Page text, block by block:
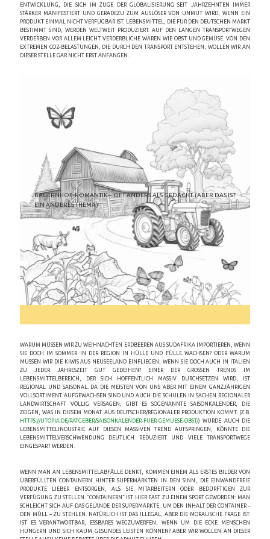
ENTWICKLUNG, DIE SICH IM ZUGE DER GLOBALISIERUNG SEIT JAHRZEHNTEN IMMER
STÄRKER MANIFESTIERT UND GERADEZU ZUM AUSLÖSER VON UNMUT WIRD, WENN EIN
PRODUKT EINMAL NICHT VERFÜGBAR IST. LEBENSMITTEL, DIE FÜR DEN DEUTSCHEN MARKT
BESTIMMT SIND, WERDEN WELTWEIT PRODUZIERT. AUF DEN LANGEN TRANSPORTWEGEN
VERDERBEN VOR ALLEM LEICHT VERDERBLICHE WAREN WIE OBST UND GEMÜSE. VON DEN
EXTREMEN CO2-BELASTUNGEN, DIE DURCH DEN TRANSPORT ENTSTEHEN, WOLLEN WIR AN
DIESER STELLE GAR NICHT ERST ANFANGEN.
BAUERNHOF-ROMANTIK – OFT ANDERS ALS GEDACHT (ABER DAS IST
EIN ANDERES THEMA)
WARUM MÜSSEN WIR ZU WEIHNACHTEN ERDBEEREN AUS SÜDAFRIKA IMPORTIEREN, WENN
SIE DOCH IM SOMMER IN DER REGION IN HÜLLE UND FÜLLE WACHSEN? ODER WARUM
MÜSSEN WIR DIE KIWIS AUS NEUSEELAND EINFLIEGEN, WENN SIE DOCH AUCH IN ITALIEN
ZU JEDER JAHRESZEIT GUT GEDEIHEN? EINER DER GROSSEN TRENDS IM L
EBENSMITTELBEREICH, DER SICH HOFFENTLICH MASSIV DURCHSETZEN WIRD, IST R
EGIONAL UND SAISONAL. DA DIE MEISTEN VON UNS ABER MIT EINEM GANZJÄHRIGEN V
OLLSORTIMENT AUFGEWACHSEN SIND UND AUCH DIE SCHULEN IN SACHEN REGIONALER L
ANDWIRTSCHAFT VÖLLIG VERSAGEN, GIBT ES SOGENANNTE SAISONKALENDER, DIE Z
EIGEN, WAS IN DIESEM MONAT AUS DEUTSCHER/REGIONALER PRODUKTION KOMMT. (Z.B.
HTTPS://UTOPIA.DE/RATGEBER/SAISONKALENDER-FUER-GEMUESE-OBST/) WÜRDE AUCH DIE
LEBENSMITTELINDUSTRIE AUF DIESEN MASSIVEN TREND AUFSPRINGEN, KÖNNTE DIE
LEBENSMITTELVERSCHWENDUNG DEUTLICH REDUZIERT UND VIELE TRANSPORTWEGE
EINGESPART WERDEN.
WENN MAN AN LEBENSMITTELABFÄLLE DENKT, KOMMEN EINEM ALS ERSTES BILDER VON
ÜBERFÜLLTEN CONTAINERN HINTER SUPERMÄRKTEN IN DEN SINN, DIE EINWANDFREIE
PRODUKTE LIEBER ENTSORGEN, ALS SIE MITARBEITERN ODER BEDÜRFTIGEN ZUR
VERFÜGUNG ZU STELLEN. “CONTAINERN” IST HIER FAST ZU EINEM SPORT GEWORDEN: MAN
SCHLEICHT SICH AUF DAS GELÄNDE DER SUPERMÄRKTE, UM DEN INHALT DER CONTAINER –
DEN MÜLL – ZU STEHLEN. NATÜRLICH IST DAS ILLEGAL, ABER DIE MORALISCHE FRAGE IST:
IST ES VERANTWORTBAR, ESSBARES WEGZUWERFEN, WENN UM DIE ECKE MENSCHEN
HUNGERN UND SICH KAUM GESUNDES LEISTEN KÖNNEN? ABER WIR WOLLEN AN DIESER